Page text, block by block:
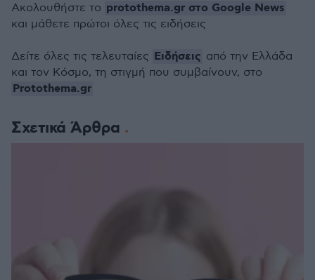
Σχετικά Άρθρα
Ακολουθήστε το protothema.gr στο Google News
και μάθετε πρώτοι όλες τις ειδήσεις
Δείτε όλες τις τελευταίες Ειδήσεις από την Ελλάδα
και τον Κόσμο, τη στιγμή που συμβαίνουν, στο
Protothema.gr